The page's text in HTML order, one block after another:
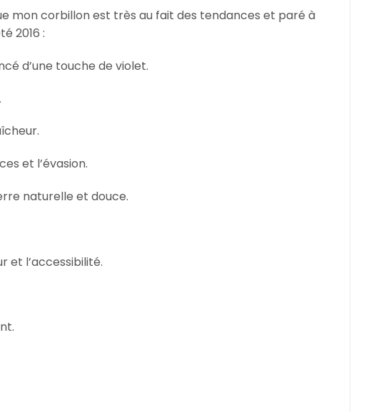
mon corbillon est très au fait des tendances et paré à
2016 :
d’une touche de violet.
et l’évasion.
naturelle et douce.
et l’accessibilité.